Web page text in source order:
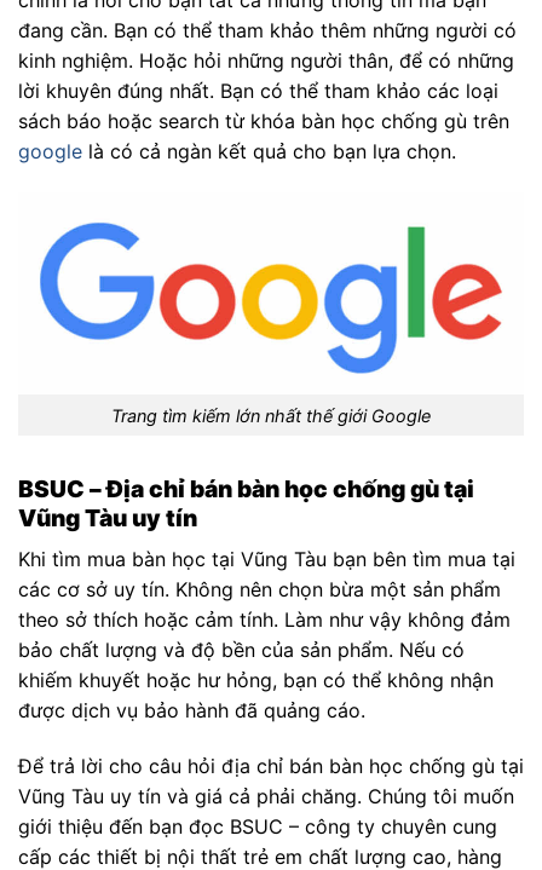
đang cần. Bạn có thể tham khảo thêm những người có
kinh nghiệm. Hoặc hỏi những người thân, để có những
lời khuyên đúng nhất. Bạn có thể tham khảo các loại
sách báo hoặc search từ khóa bàn học chống gù trên
google là có cả ngàn kết quả cho bạn lựa chọn.
Trang tìm kiếm lớn nhất thế giới Google
BSUC – Địa chỉ bán bàn học chống gù tại
Vũng Tàu uy tín
Khi tìm mua bàn học tại Vũng Tàu bạn bên tìm mua tại
các cơ sở uy tín. Không nên chọn bừa một sản phẩm
theo sở thích hoặc cảm tính. Làm như vậy không đảm
bảo chất lượng và độ bền của sản phẩm. Nếu có
khiếm khuyết hoặc hư hỏng, bạn có thể không nhận
được dịch vụ bảo hành đã quảng cáo.
Để trả lời cho câu hỏi địa chỉ bán bàn học chống gù tại
Vũng Tàu uy tín và giá cả phải chăng. Chúng tôi muốn
giới thiệu đến bạn đọc BSUC – công ty chuyên cung
cấp các thiết bị nội thất trẻ em chất lượng cao, hàng